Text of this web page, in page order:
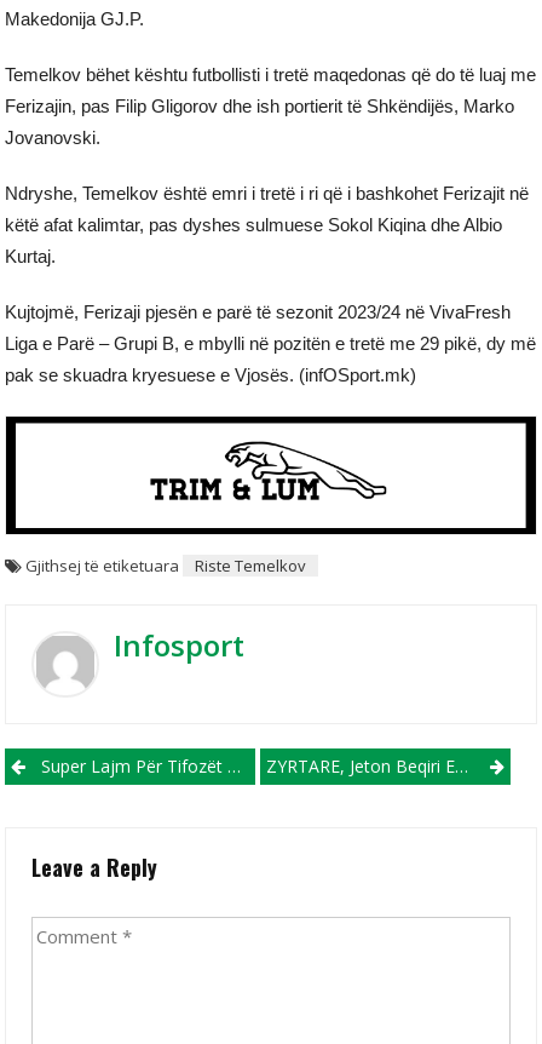
Makedonija GJ.P.
Temelkov bëhet kështu futbollisti i tretë maqedonas që do të luaj me
Ferizajin, pas Filip Gligorov dhe ish portierit të Shkëndijës, Marko
Jovanovski.
Ndryshe, Temelkov është emri i tretë i ri që i bashkohet Ferizajit në
këtë afat kalimtar, pas dyshes sulmuese Sokol Kiqina dhe Albio
Kurtaj.
Kujtojmë, Ferizaji pjesën e parë të sezonit 2023/24 në VivaFresh
Liga e Parë – Grupi B, e mbylli në pozitën e tretë me 29 pikë, dy më
pak se skuadra kryesuese e Vjosës. (infOSport.mk)
Gjithsej të etiketuara Riste Temelkov
Infosport
Post navigation
Super Lajm Për Tifozët E Interit, Martinez Nënshkruan Kontratë Afatgjate Me “zikaltërit” ZYRTARE, Jeton Beqiri Emërohet Trajner I Shkëndijës
Leave a Reply